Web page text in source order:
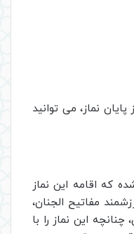
نماز، می توانید
که اقامه این نماز
مفاتیح الجنان،
این نماز را با